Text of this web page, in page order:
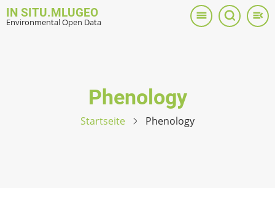
Direkt
zum
IN SITU.MLUGEO
Environmental Open Data
Phenology
Startseite Phenology